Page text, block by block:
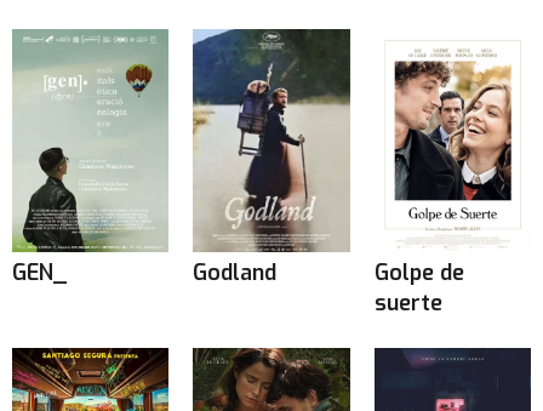
GEN_ Godland
Golpe de
suerte